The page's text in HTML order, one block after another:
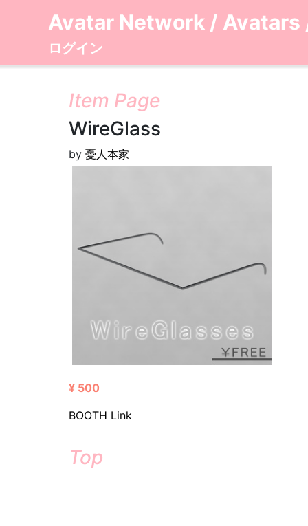
Avatar Network / Avatars
ログイン
Item Page
WireGlass
by 憂人本家
¥ 500
BOOTH Link
Top